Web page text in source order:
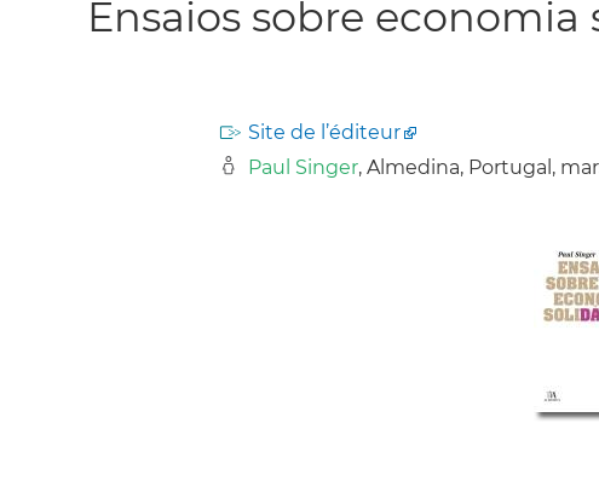
Ensaios sobre economia
Site de l’éditeur
Paul Singer, Almedina, Portugal,